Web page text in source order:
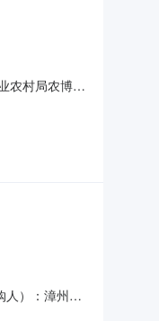
农村局农博
代
人）：漳州市